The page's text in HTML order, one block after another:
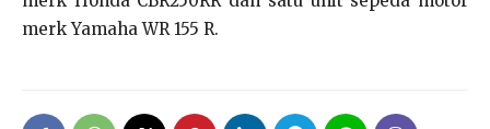
merk Yamaha WR 155 R.